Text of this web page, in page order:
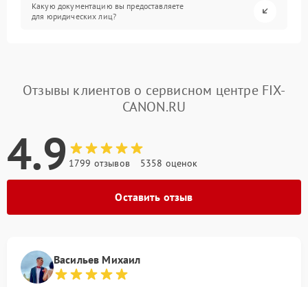
Какую документацию вы предоставляете
для юридических лиц?
Отзывы клиентов о сервисном центре FIX-
CANON.RU
4.9 1799 отзывов 5358 оценок
Оставить отзыв
Васильев Михаил